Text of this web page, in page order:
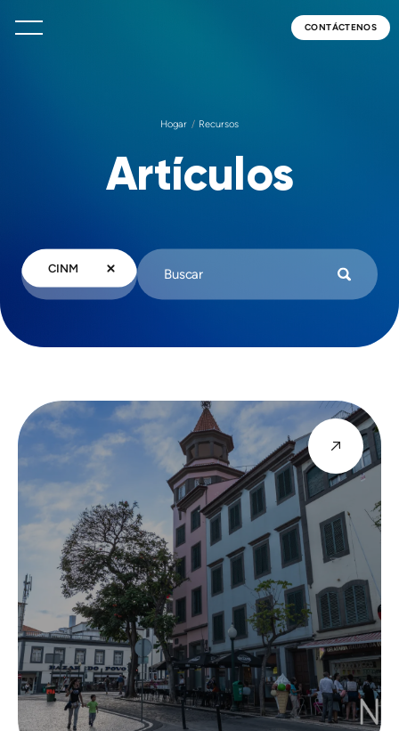
CONTÁCTENOS
Hogar Recursos
Artículos
CINM